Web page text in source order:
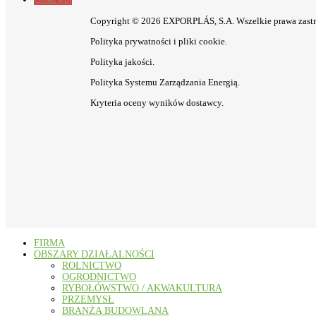
Copyright © 2026 EXPORPLÁS, S.A. Wszelkie prawa
Polityka prywatności i pliki cookie.
Polityka jakości.
Polityka Systemu Zarządzania Energią.
Kryteria oceny wyników dostawcy.
FIRMA
OBSZARY DZIAŁALNOŚCI
ROLNICTWO
OGRODNICTWO
RYBOŁÓWSTWO / AKWAKULTURA
PRZEMYSŁ
BRANŻA BUDOWLANA